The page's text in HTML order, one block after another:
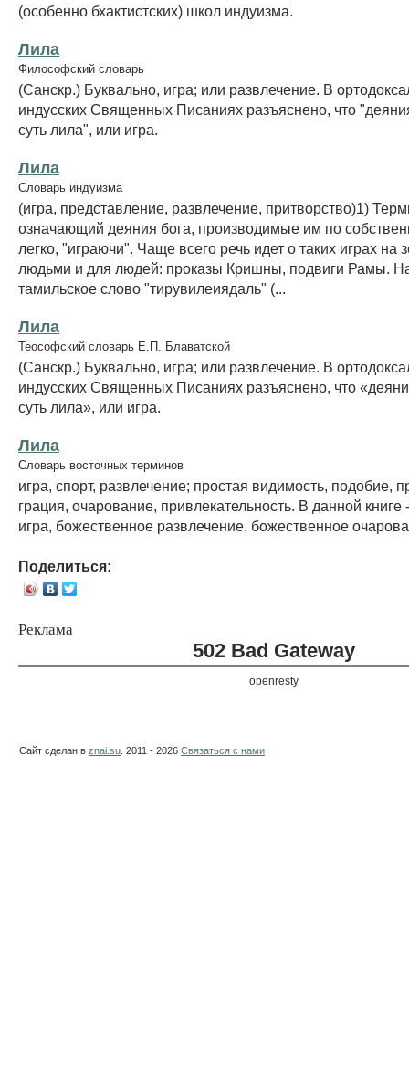
(особенно бхактистских) школ индуизма.
Лила
Философский словарь
(Санскр.) Буквально, игра; или развлечение. В
индусских Священных Писаниях разъяснено, что
суть лила", или игра.
Лила
Словарь индуизма
(игра, представление, развлечение, притворство)1)
означающий деяния бога, производимые им по
легко, "играючи". Чаще всего речь идет о таких играх на
людьми и для людей: проказы Кришны, подвиги Рамы.
тамильское слово "тирувилеиядаль" (...
Лила
Теософский словарь Е.П. Блаватской
(Санскр.) Буквально, игра; или развлечение. В
индусских Священных Писаниях разъяснено, что
суть лила», или игра.
Лила
Словарь восточных терминов
игра, спорт, развлечение; простая видимость, подобие,
грация, очарование, привлекательность. В данной
игра, божественное развлечение, божественное
Поделиться:
Реклама
502 Bad Gateway
openresty
Сайт сделан в znai.su . 2011 - 2026 Связаться с нами